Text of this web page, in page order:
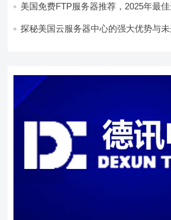
美国免费FTP服务器推荐，2025年最佳
探秘美国云服务器中心的强大优势与